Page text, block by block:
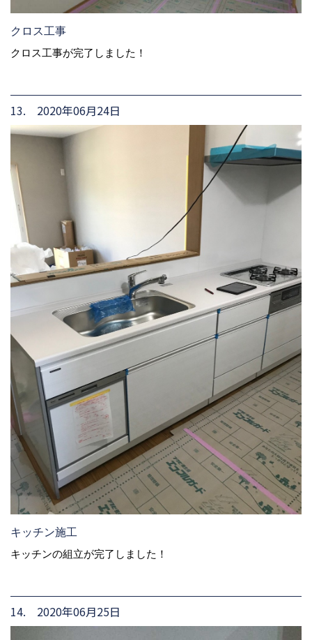
クロス工事
クロス工事が完了しました！
13. 2020年06月24日
キッチン施工
キッチンの組立が完了しました！
14. 2020年06月25日